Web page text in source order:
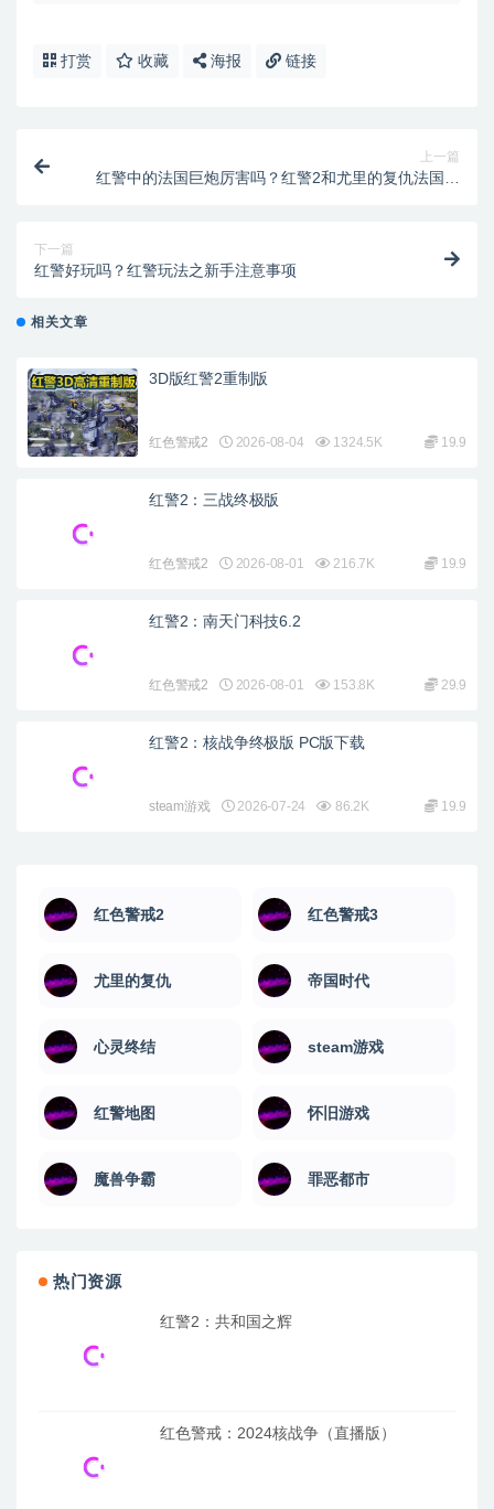
打赏 收藏 海报 链接
上一篇
红警中的法国巨炮厉害吗？红警2和尤里的复仇法国巨
下一篇
红警好玩吗？红警玩法之新手注意事项
相关文章
3D版红警2重制版
红色警戒2 2026-08-04 1324.5K 19.9
红警2：三战终极版
红色警戒2 2026-08-01 216.7K 19.9
红警2：南天门科技6.2
红色警戒2 2026-08-01 153.8K 29.9
红警2：核战争终极版 PC版下载
steam游戏 2026-07-24 86.2K 19.9
红色警戒2 红色警戒3
尤里的复仇 帝国时代
心灵终结 steam游戏
红警地图 怀旧游戏
魔兽争霸 罪恶都市
热门资源
红警2：共和国之辉
红色警戒：2024核战争（直播版）